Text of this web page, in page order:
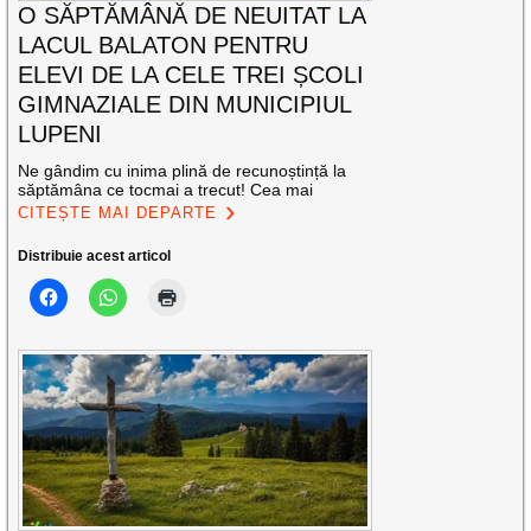
O SĂPTĂMÂNĂ DE NEUITAT LA
LACUL BALATON PENTRU
ELEVI DE LA CELE TREI ȘCOLI
GIMNAZIALE DIN MUNICIPIUL
LUPENI
Ne gândim cu inima plină de recunoștință la
săptămâna ce tocmai a trecut! Cea mai
CITEȘTE MAI DEPARTE
Distribuie acest articol